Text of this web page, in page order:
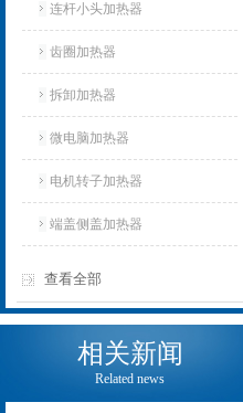
连杆小头加热器
齿圈加热器
拆卸加热器
微电脑加热器
电机转子加热器
端盖侧盖加热器
查看全部
相关新闻
Related news